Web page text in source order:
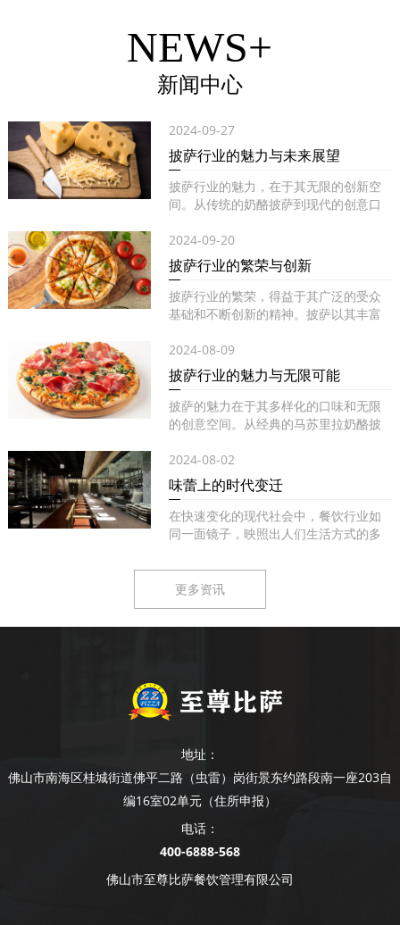
NEWS+
新闻中心
2024-09-27
披萨行业的魅力与未来展望
披萨行业的魅力，在于其无限的创新空
间。从传统的奶酪披萨到现代的创意口
2024-09-20
披萨行业的繁荣与创新
披萨行业的繁荣，得益于其广泛的受众
基础和不断创新的精神。披萨以其丰富
2024-08-09
披萨行业的魅力与无限可能
披萨的魅力在于其多样化的口味和无限
的创意空间。从经典的马苏里拉奶酪披
2024-08-02
味蕾上的时代变迁
在快速变化的现代社会中，餐饮行业如
同一面镜子，映照出人们生活方式的多
更多资讯
地址：
佛山市南海区桂城街道佛平二路（虫雷）岗街景东约路段南一座203自
编16室02单元（住所申报）
电话：
400-6888-568
佛山市至尊比萨餐饮管理有限公司